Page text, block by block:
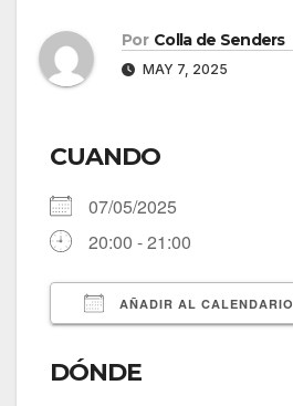
Por Colla de Senders
MAY 7, 2025
CUANDO
07/05/2025
20:00 - 21:00
AÑADIR AL CALENDARIO
DÓNDE